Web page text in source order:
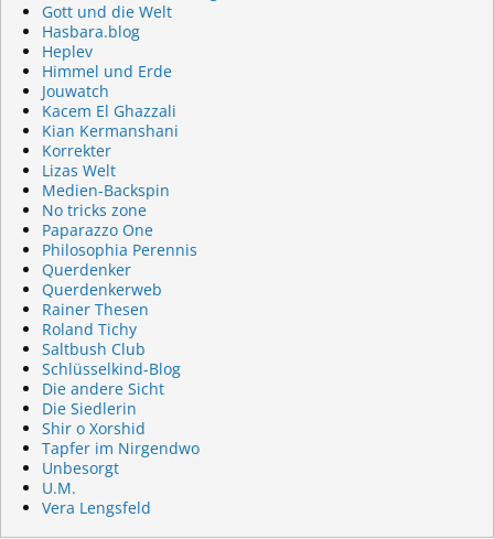
Gott und die Welt
Hasbara.blog
Heplev
Himmel und Erde
Jouwatch
Kacem El Ghazzali
Kian Kermanshani
Korrekter
Lizas Welt
Medien-Backspin
No tricks zone
Paparazzo One
Philosophia Perennis
Querdenker
Querdenkerweb
Rainer Thesen
Roland Tichy
Saltbush Club
Schlüsselkind-Blog
Die andere Sicht
Die Siedlerin
Shir o Xorshid
Tapfer im Nirgendwo
Unbesorgt
U.M.
Vera Lengsfeld